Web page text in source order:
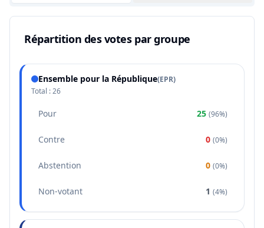
Répartition des votes par groupe
Ensemble pour la République(EPR)
Total :26
Pour 25 (96%)
Contre 0 (0%)
Abstention 0 (0%)
Non-votant 1 (4%)